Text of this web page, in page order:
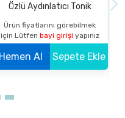
Özlü Aydınlatıcı Tonik
Ürün fiyatlarını görebilmek
için Lütfen bayi girişi yapınız
Hemen Al Sepete Ekle